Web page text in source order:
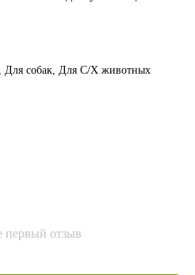
Для собак, Для С/Х животных
первый отзыв